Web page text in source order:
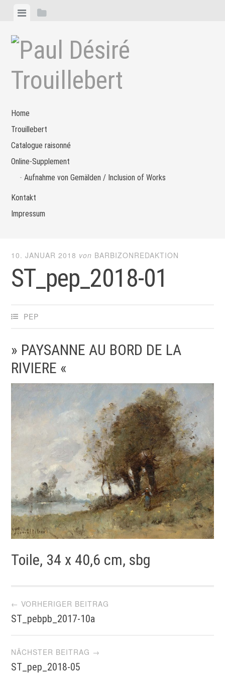
Zum
springen
MenüSeitenleiste
Home
Trouillebert
Catalogue raisonné
Online-Supplement
Aufnahme von Gemälden / Inclusion of Works
Kontakt
Impressum
10. JANUAR 2018 von BARBIZONREDAKTION
ST_pep_2018-01
PEP
» PAYSANNE AU BORD DE LA
RIVIERE «
Toile, 34 x 40,6 cm, sbg
Artikel-
Navigation
← VORHERIGER BEITRAG
ST_pebpb_2017-10a
NÄCHSTER BEITRAG →
ST_pep_2018-05